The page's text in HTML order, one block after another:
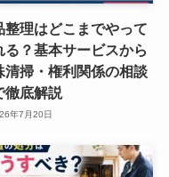
整理はどこまでやって
る？基本サービスから
清掃・権利関係の相談
徹底解説
年7月20日